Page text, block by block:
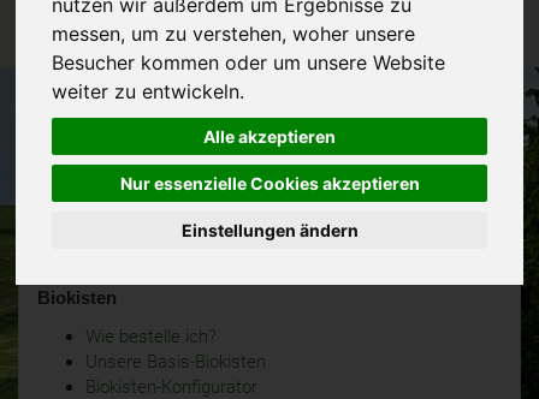
messen, um zu verstehen, woher unsere
Besucher kommen oder um unsere Website
weiter zu entwickeln.
Alle akzeptieren
Nur essenzielle Cookies akzeptieren
Einstellungen ändern
Biokisten
Wie bestelle ich?
Unsere Basis-Biokisten
Biokisten-Konfigurator